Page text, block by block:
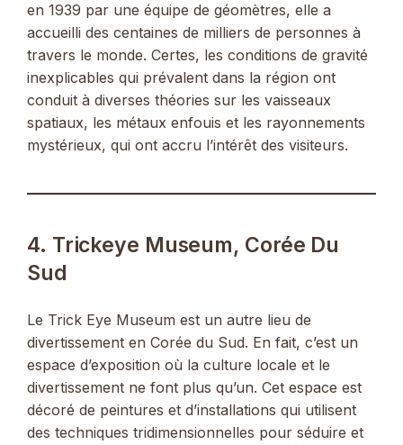
en 1939 par une équipe de géomètres, elle a
accueilli des centaines de milliers de personnes à
travers le monde. Certes, les conditions de gravité
inexplicables qui prévalent dans la région ont
conduit à diverses théories sur les vaisseaux
spatiaux, les métaux enfouis et les rayonnements
mystérieux, qui ont accru l’intérêt des visiteurs.
4. Trickeye Museum, Corée Du
Sud
Le Trick Eye Museum est un autre lieu de
divertissement en Corée du Sud. En fait, c’est un
espace d’exposition où la culture locale et le
divertissement ne font plus qu’un. Cet espace est
décoré de peintures et d’installations qui utilisent
des techniques tridimensionnelles pour séduire et